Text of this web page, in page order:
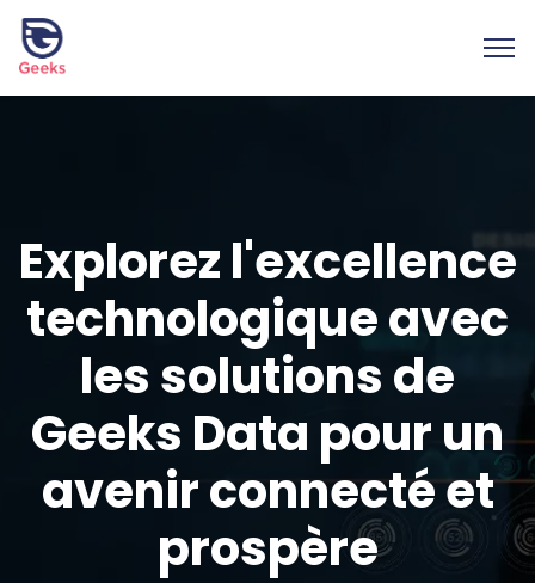
Explorez l'excellence
technologique avec
les solutions de
Geeks Data pour un
avenir connecté et
prospère